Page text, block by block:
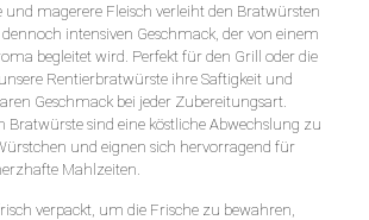
und magerere Fleisch verleiht den Bratwürsten
intensiven Geschmack, der von einem
begleitet wird. Perfekt für den Grill oder die
Rentierbratwürste ihre Saftigkeit und
Geschmack bei jeder Zubereitungsart.
Bratwürste sind eine köstliche Abwechslung zu
und eignen sich hervorragend für
Mahlzeiten.
verpackt, um die Frische zu bewahren,